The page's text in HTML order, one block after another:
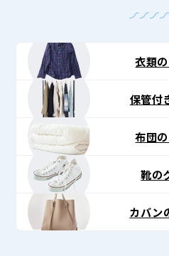
ト〉
衣類
保管付
布団
靴の
カバン